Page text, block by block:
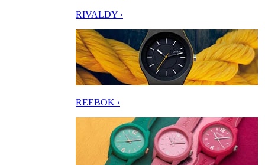
RIVALDY ›
REEBOK ›